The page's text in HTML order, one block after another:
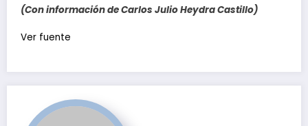
(Con información de Carlos Julio Heydra Castillo)
Navegación
entradas
Ver fuente